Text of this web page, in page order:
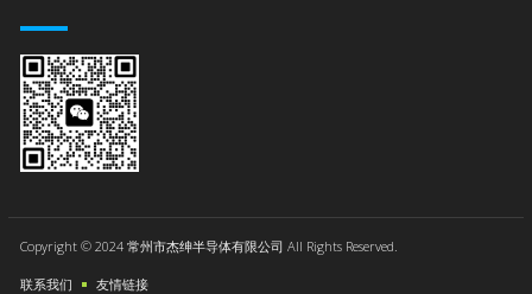
Copyright © 2024 常州市杰绅半导体有限公司 All Rights Reserved.
联系我们 友情链接